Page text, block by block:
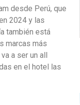
desde Perú, que
2024 y las
también está
marcas más
a ser un all
en el hotel las